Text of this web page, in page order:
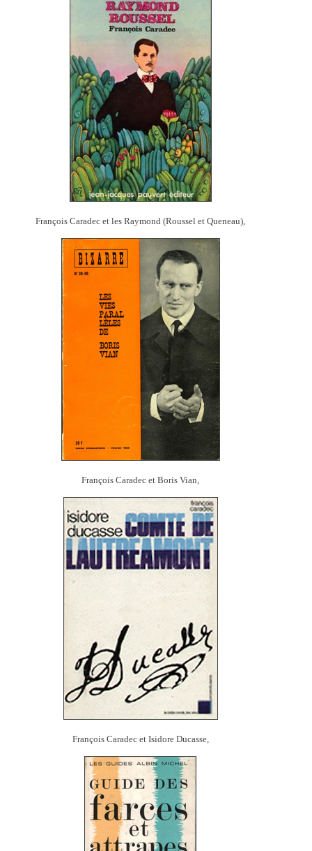
François Caradec et les Raymond (Roussel et Queneau),
François Caradec et Boris Vian,
François Caradec et Isidore Ducasse,